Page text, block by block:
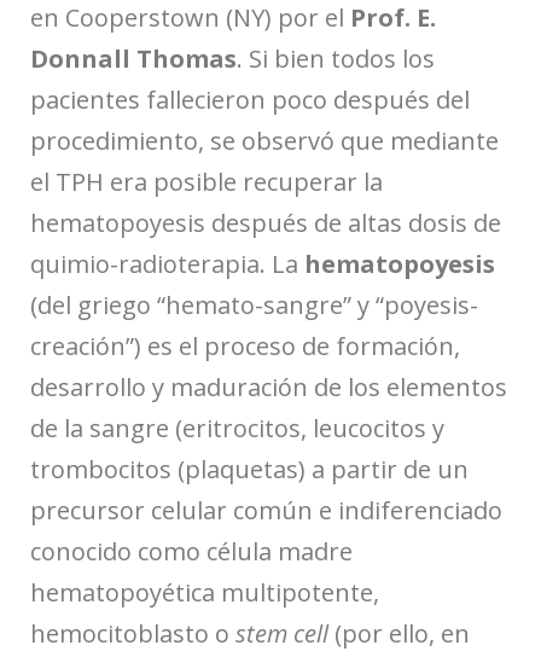
en Cooperstown (NY) por el Prof. E.
Donnall Thomas. Si bien todos los
pacientes fallecieron poco después del
procedimiento, se observó que mediante
el TPH era posible recuperar la
hematopoyesis después de altas dosis de
quimio-radioterapia. La hematopoyesis
(del griego “hemato-sangre” y “poyesis-
creación”) es el proceso de formación,
desarrollo y maduración de los elementos
de la sangre (eritrocitos, leucocitos y
trombocitos (plaquetas) a partir de un
precursor celular común e indiferenciado
conocido como célula madre
hematopoyética multipotente,
hemocitoblasto o stem cell(por ello, en